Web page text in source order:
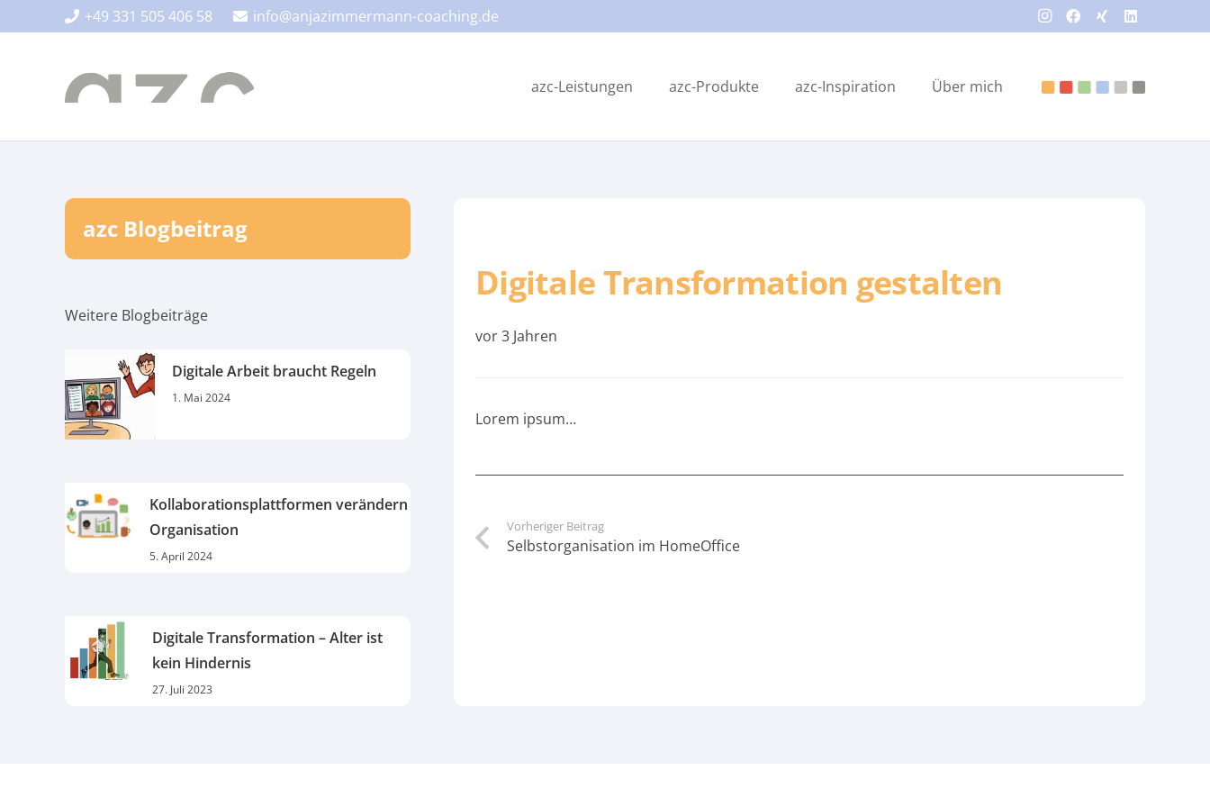
+49 331 505 406 58 info@anjazimmermann-coaching.de
azc-Leistungen azc-Produkte azc-Inspiration Über mich
azc Blogbeitrag
Weitere Blogbeiträge
Digitale Arbeit braucht Regeln
1. Mai 2024
Kollaborationsplattformen verändern
Organisation
5. April 2024
Digitale Transformation – Alter ist
kein Hindernis
27. Juli 2023
Digitale Transformation gestalten
vor 3 Jahren
Lorem ipsum…
Vorheriger Beitrag
Selbstorganisation im HomeOffice